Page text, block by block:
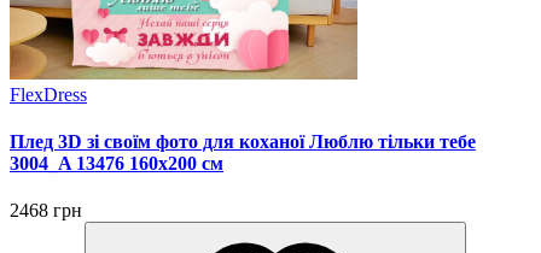
FlexDress
Плед 3D зі своїм фото для коханої Люблю тільки тебе
3004_A 13476 160х200 см
2468 грн